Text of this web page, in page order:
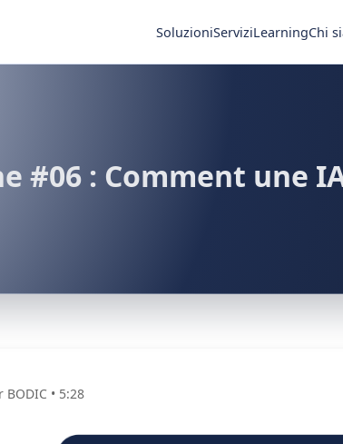
SoluzioniServiziLearningChi
#06 : Comment une
BODIC • 5:28